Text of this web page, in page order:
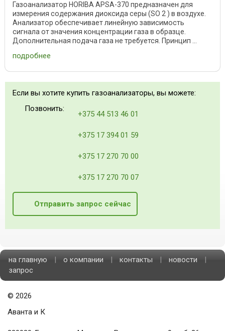
Газоанализатор HORIBA APSA-370 предназначен для
измерения содержания диоксида серы (SO 2 ) в воздухе.
Анализатор обеспечивает линейную зависимость
сигнала от значения концентрации газа в образце.
Дополнительная подача газа не требуется. Принцип ...
подробнее
Если вы хотите купить газоанализаторы, вы можете:
Позвонить:
+375 44 513 46 01
+375 17 394 01 59
+375 17 270 70 00
+375 17 270 70 07
Отправить запрос сейчас
на главную | о компании | контакты | новости
|
запрос
© 2026
Аванта и К